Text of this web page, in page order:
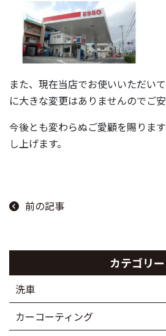
また、現在当店でお使いいただい
に大きな変更はありませんのでご安
今後とも変わらぬご愛顧を賜りま
し上げます。
前の記事
カテゴリー
洗車
カーコーティング